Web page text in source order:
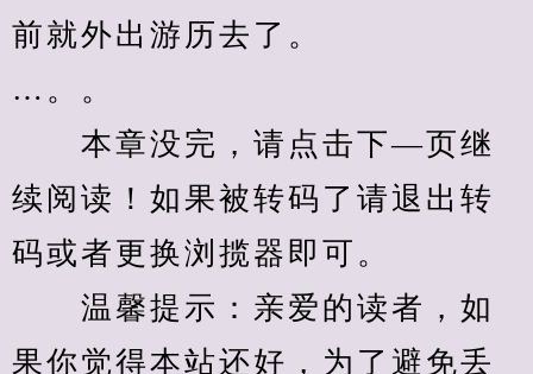
前就外出游历去了。
…。。
本章没完，请点击下—页继
续阅读！如果被转码了请退出转
码或者更换浏揽器即可。
温馨提示：亲爱的读者，如
果你觉得本站还好，为了避免丢